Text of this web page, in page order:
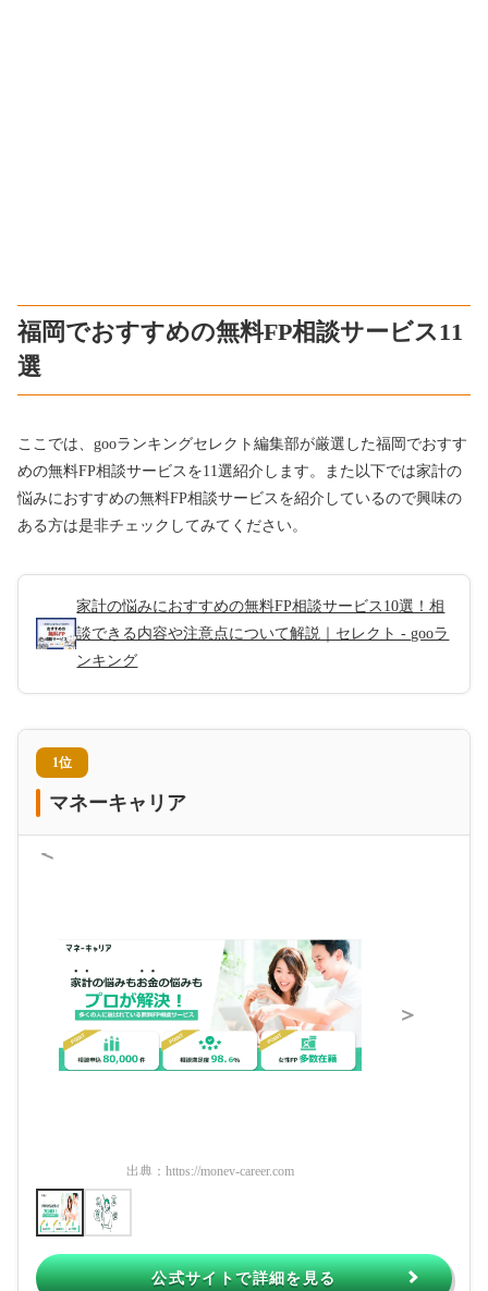
福岡でおすすめの無料FP相談サービス11
選
ここでは、gooランキングセレクト編集部が厳選した福岡でおすす
めの無料FP相談サービスを11選紹介します。また以下では家計の
悩みにおすすめの無料FP相談サービスを紹介しているので興味の
ある方は是非チェックしてみてください。
家計の悩みにおすすめの無料FP相談サービス10選！相
談できる内容や注意点について解説｜セレクト - gooラ
ンキング
1位
マネーキャリア
＜
出典： https://money-career.com
＞
公式サイトで詳細を見る